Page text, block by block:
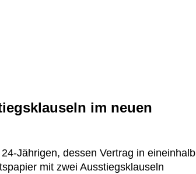
im neuen
Jährigen, dessen Vertrag in eineinhalb
mit zwei Ausstiegsklauseln